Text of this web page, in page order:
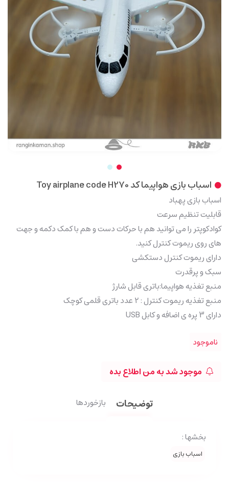
اسباب بازی هواپیما کد Toy airplane code H270
اسباب بازی پهباد
قابلیت تنظیم سرعت
کوادکوپتر را می توانید هم با حرکات دست و هم با کمک دکمه و جهت
های روی ریموت کنترل کنید.
دارای ریموت کنترل دستکشی
سبک و پرقدرت
منبع تغذیه هواپیما:باتری قابل شارژ
منبع تغذیه ریموت کنترل : 2 عدد باتری قلمی کوچک
دارای 3 پره ی اضافه و کابل USB
ناموجود
موجود شد به من اطلاع بده
توضیحات بازخوردها
بخشها :
اسباب بازی